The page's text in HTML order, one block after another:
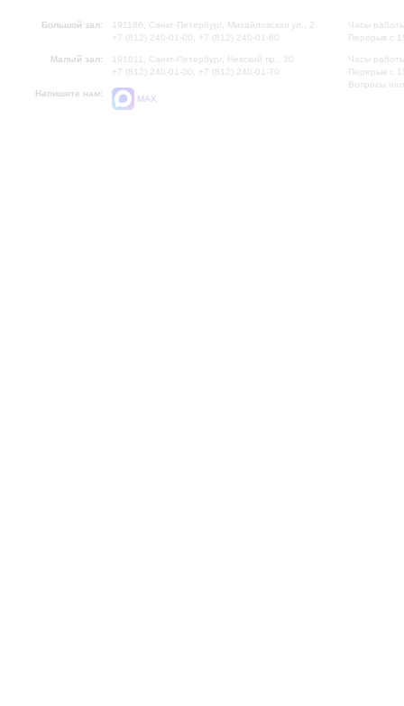
Большой зал:
191186, Санкт-Петербург, Михайловская ул., 2
+7 (812) 240-01-00, +7 (812) 240-01-80
Малый зал:
191011, Санкт-Петербург, Невский пр., 30
+7 (812) 240-01-00, +7 (812) 240-01-70
Напишите нам:
MAX
Часы
Перерыв с
Часы
Перерыв с
Вопросы